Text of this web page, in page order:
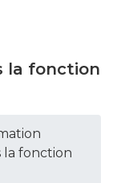
la fonction
la fonction